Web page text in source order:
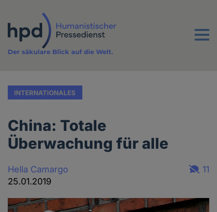
Inhalt
Menu
Der säkulare Blick auf die Welt.
INTERNATIONALES
China: Totale
Überwachung für alle
Hella Camargo
25.01.2019
11